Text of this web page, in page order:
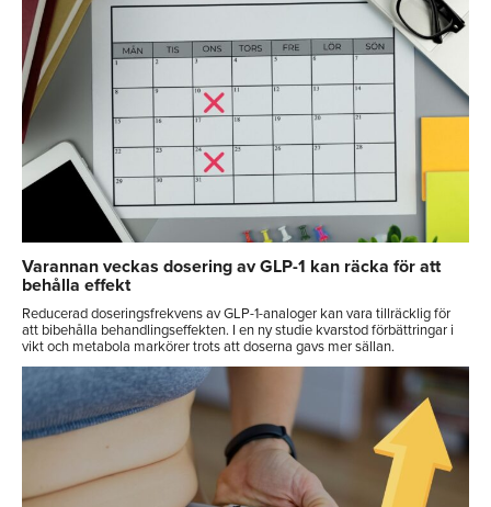
Varannan veckas dosering av GLP-1 kan räcka för att
behålla effekt
Reducerad doseringsfrekvens av GLP-1-analoger kan vara tillräcklig för
att bibehålla behandlingseffekten. I en ny studie kvarstod förbättringar i
vikt och metabola markörer trots att doserna gavs mer sällan.